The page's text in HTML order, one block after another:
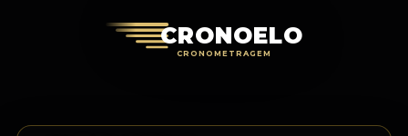
CRONOELO
CRONOMETRAGEM